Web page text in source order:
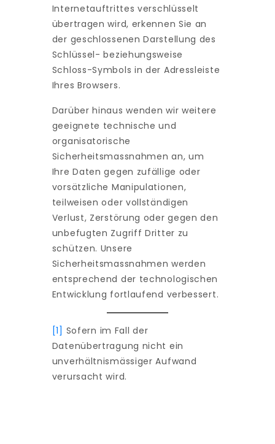
Internetauftrittes verschlüsselt
übertragen wird, erkennen Sie an
der geschlossenen Darstellung des
Schlüssel- beziehungsweise
Schloss-Symbols in der Adressleiste
Ihres Browsers.
Darüber hinaus wenden wir weitere
geeignete technische und
organisatorische
Sicherheitsmassnahmen an, um
Ihre Daten gegen zufällige oder
vorsätzliche Manipulationen,
teilweisen oder vollständigen
Verlust, Zerstörung oder gegen den
unbefugten Zugriff Dritter zu
schützen. Unsere
Sicherheitsmassnahmen werden
entsprechend der technologischen
Entwicklung fortlaufend verbessert.
[1] Sofern im Fall der
Datenübertragung nicht ein
unverhältnismässiger Aufwand
verursacht wird.